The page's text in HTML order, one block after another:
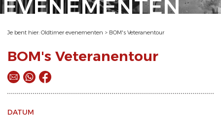
EVENEMENTEN
Je bent hier: Oldtimer evenementen > BOM's Veteranentour
BOM's Veteranentour
DATUM